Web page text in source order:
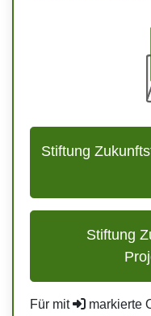
Stiftung
Stiftung
Für mit
markierte